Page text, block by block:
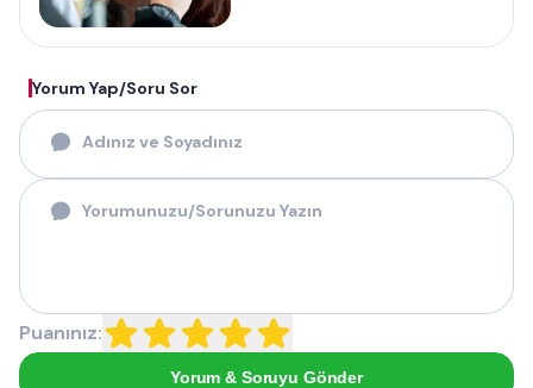
Yorum Yap/Soru Sor
Puanınız:
Yorum & Soruyu Gönder